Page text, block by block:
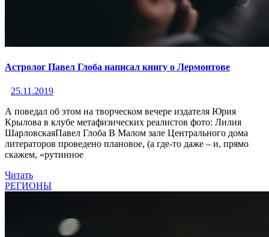
Астролог Павел Глоба написал книгу о Лермонтове
25.11.2019
А поведал об этом на творческом вечере издателя Юрия
Крылова в клубе метафизических реалистов фото: Лилия
ШарловскаяПавел Глоба В Малом зале Центрального дома
литераторов проведено плановое, (а где-то даже – и, прямо
скажем, «рутинное
Читать
РЕГИОНЫ